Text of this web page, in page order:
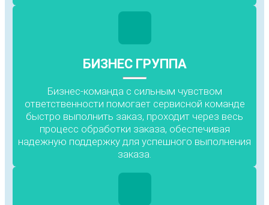
БИЗНЕС ГРУППА
Бизнес-команда с сильным чувством
ответственности помогает сервисной команде
быстро выполнить заказ, проходит через весь
процесс обработки заказа, обеспечивая
надежную поддержку для успешного выполнения
заказа.